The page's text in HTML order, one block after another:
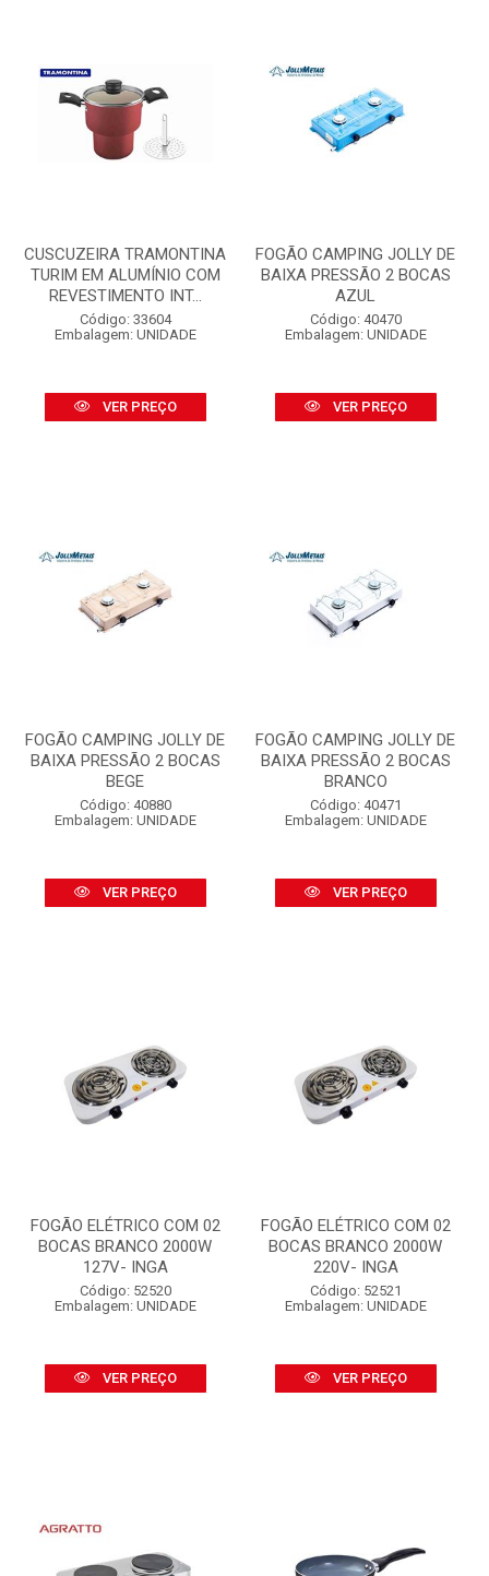
CUSCUZEIRA TRAMONTINA
TURIM EM ALUMÍNIO COM
REVESTIMENTO INT...
Código: 33604
Embalagem: UNIDADE
VER PREÇO
FOGÃO CAMPING JOLLY DE
BAIXA PRESSÃO 2 BOCAS
AZUL
Código: 40470
Embalagem: UNIDADE
VER PREÇO
FOGÃO CAMPING JOLLY DE
BAIXA PRESSÃO 2 BOCAS
BEGE
Código: 40880
Embalagem: UNIDADE
VER PREÇO
FOGÃO CAMPING JOLLY DE
BAIXA PRESSÃO 2 BOCAS
BRANCO
Código: 40471
Embalagem: UNIDADE
VER PREÇO
FOGÃO ELÉTRICO COM 02
BOCAS BRANCO 2000W
127V- INGA
Código: 52520
Embalagem: UNIDADE
VER PREÇO
FOGÃO ELÉTRICO COM 02
BOCAS BRANCO 2000W
220V- INGA
Código: 52521
Embalagem: UNIDADE
VER PREÇO